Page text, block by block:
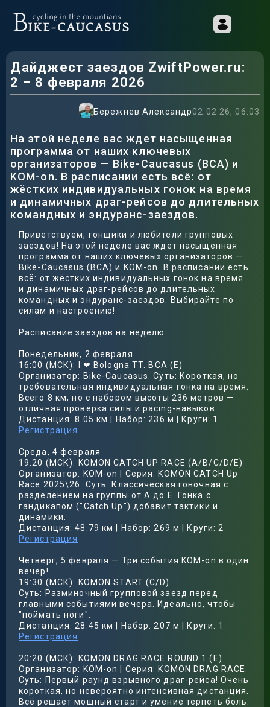
Дайджест заездов ZwiftPower.ru:
2 – 8 февраля 2026
Бережнев Александр02.02.26, 06:03
На этой неделе вас ждет насыщенная
программа от наших ключевых
организаторов — Bike-Caucasus (BCA) и
KOM-on. В расписании есть всё: от
жёстких индивидуальных гонок на время
и динамичных драг-рейсов до длительных
командных и эндуранс-заездов.
Приветствуем, гонщики и любители групповых
заездов! На этой неделе вас ждет насыщенная
программа от наших ключевых организаторов —
Bike-Caucasus (BCA) и KOM-on. В расписании есть
всё: от жёстких индивидуальных гонок на время
и динамичных драг-рейсов до длительных
командных и эндуранс-заездов. Выбирайте по
силам и настроению!
Расписание заездов на неделю
Понедельник, 2 февраля
16:00 (МСК): I ❤ Bologna TT. BCA (E)
Организатор: Bike-Caucasus. Суть: Короткая, но
требовательная индивидуальная гонка на время.
Всего 8 км, но с набором высоты 236 метров —
отличная проверка силы и pacing-навыков.
Дистанция: 8.05 км | Набор: 236 м | Круги: 1
Регистрация
Среда, 4 февраля
19:20 (МСК): KOMON CATCH UP RACE (A/B/C/D/E)
Организатор: KOM-on | Серия: KOMON CATCH Up
Race 2025\26. Суть: Классическая гоночная с
разделением на группы от A до E. Гонка с
гандикапом ("Catch Up") добавит тактики и
динамики.
Дистанция: 48.79 км | Набор: 269 м | Круги: 2
Регистрация
Четверг, 5 февраля — Три события KOM-on в один
вечер!
19:30 (МСК): KOMON START (C/D)
Суть: Разминочный групповой заезд перед
главными событиями вечера. Идеально, чтобы
"поймать ноги".
Дистанция: 28.45 км | Набор: 207 м | Круги: 1
Регистрация
20:20 (МСК): KOMON DRAG RACE ROUND 1 (E)
Организатор: KOM-on | Серия: KOMON DRAG RACE.
Суть: Первый раунд взрывного драг-рейса! Очень
короткая, но невероятно интенсивная дистанция.
Всё решает мощный старт и умение терпеть боль.